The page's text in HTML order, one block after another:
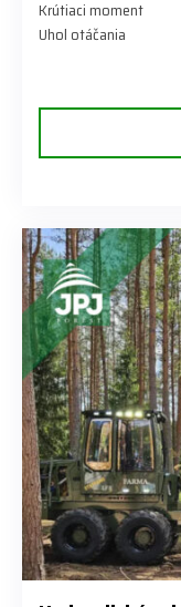
Krútiaci moment
Uhol otáčania